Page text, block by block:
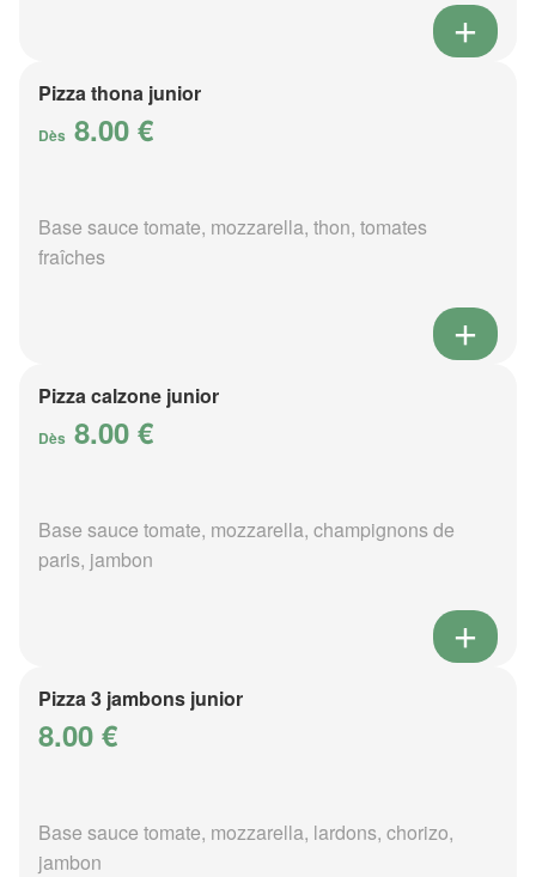
Pizza thona junior
Dès 8.00 €
Base sauce tomate, mozzarella, thon, tomates
fraîches
Pizza calzone junior
Dès 8.00 €
Base sauce tomate, mozzarella, champignons de
paris, jambon
Pizza 3 jambons junior
8.00 €
Base sauce tomate, mozzarella, lardons, chorizo,
jambon